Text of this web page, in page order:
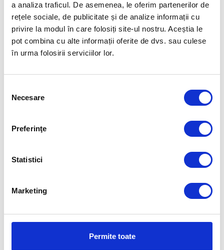
a analiza traficul. De asemenea, le oferim partenerilor de
rețele sociale, de publicitate și de analize informații cu
privire la modul în care folosiți site-ul nostru. Aceștia le
pot combina cu alte informații oferite de dvs. sau culese
în urma folosirii serviciilor lor.
consimțământului
Necesare
Preferinţe
Statistici
Marketing
Permite toate
Articolul precedent
DAVID POPOVICI – PRIMUL
CAMPION MONDIAL DE
SENIORI AL ÎNOTULUI
ROMÂNESC!
Articolul următor
ROBBIE, CALIFICAT ÎN
SEMIFINALELE PROBEI DE 50
DE METRI SPATE!